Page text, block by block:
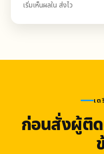
เริ่มเห็นผลใน ส่งไว
เต
ก่อนสั่งผู้ติด